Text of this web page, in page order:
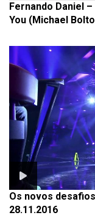
Fernando Daniel
You (Michael
Os novos
28.11.2016